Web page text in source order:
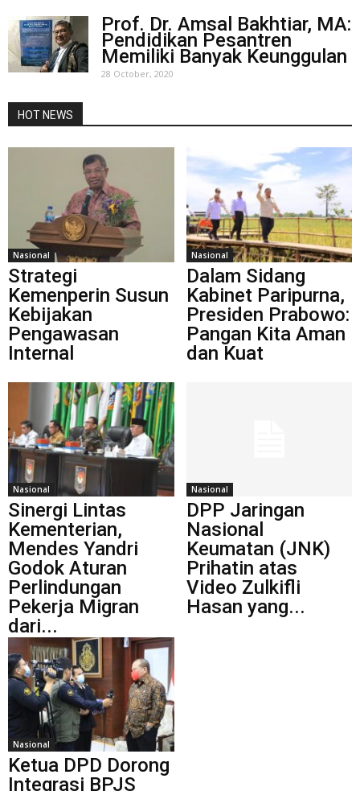
Prof. Dr. Amsal Bakhtiar, MA:
Pendidikan Pesantren
Memiliki Banyak Keunggulan
28 October, 2020
HOT NEWS
Nasional
Strategi
Kemenperin Susun
Kebijakan
Pengawasan
Internal
Nasional
Dalam Sidang
Kabinet Paripurna,
Presiden Prabowo:
Pangan Kita Aman
dan Kuat
Nasional
Sinergi Lintas
Kementerian,
Mendes Yandri
Godok Aturan
Perlindungan
Pekerja Migran
dari...
Nasional
DPP Jaringan
Nasional
Keumatan (JNK)
Prihatin atas
Video Zulkifli
Hasan yang...
Nasional
Ketua DPD Dorong
Integrasi BPJS